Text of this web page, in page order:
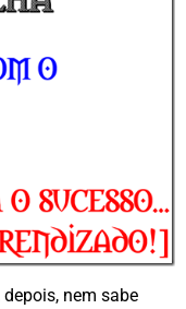
nem sabe